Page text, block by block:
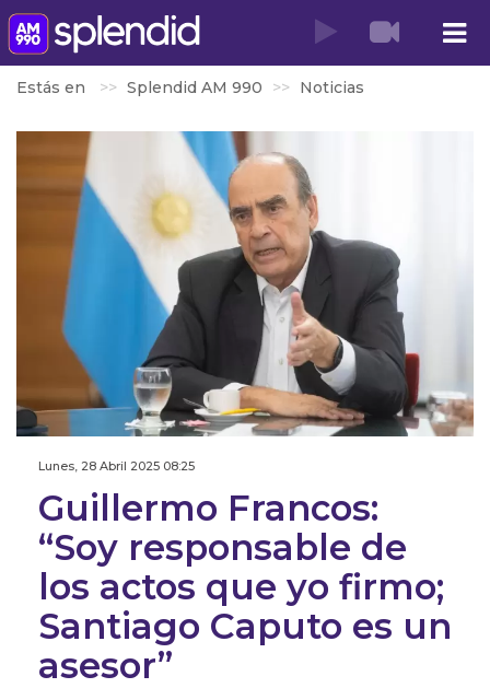
Estás en Splendid AM 990 Noticias
Lunes, 28 Abril 2025 08:25
Guillermo Francos:
“Soy responsable de
los actos que yo firmo;
Santiago Caputo es un
asesor”